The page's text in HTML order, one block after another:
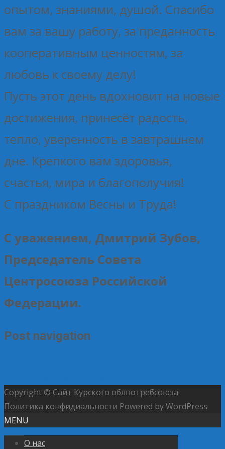
опытом, знаниями, душой. Спасибо
вам за вашу работу, за преданность
кооперативным ценностям, за
любовь к своему делу!
Пусть этот день вдохновит на новые
достижения, принесёт радость,
тепло, уверенность в завтрашнем
дне. Крепкого вам здоровья,
счастья, мира и благополучия!
С праздником Весны и Труда!
С уважением, Дмитрий Зубов,
Председатель Совета
Центросоюза Российской
Федерации.
Post navigation
Copyright © Сайт Курского облпотребсоюза
Политика конфидиальности Powered by WordPress
MENU
О нас